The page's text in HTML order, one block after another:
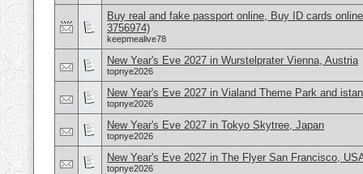
Buy real and fake passport online, Buy ID cards
3756974)
keepmealive78
New Year's Eve 2027 in Wurstelprater Vienna, Austria
topnye2026
New Year's Eve 2027 in Vialand Theme Park and
topnye2026
New Year's Eve 2027 in Tokyo Skytree, Japan
topnye2026
New Year's Eve 2027 in The Flyer San Francisco,
topnye2026